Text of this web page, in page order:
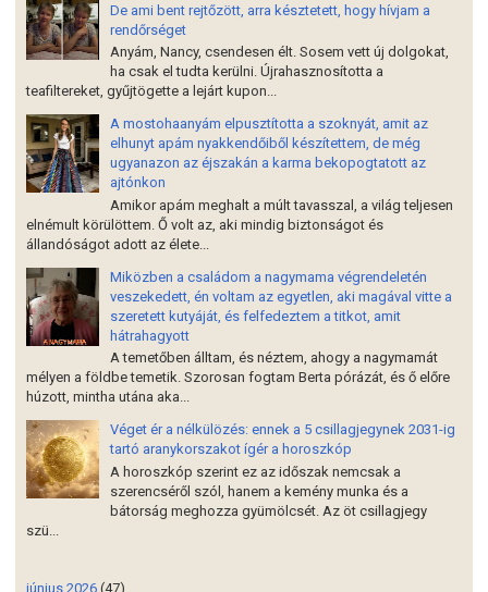
De ami bent rejtőzött, arra késztetett, hogy hívjam a
rendőrséget
Anyám, Nancy, csendesen élt. Sosem vett új dolgokat,
ha csak el tudta kerülni. Újrahasznosította a
teafiltereket, gyűjtögette a lejárt kupon...
A mostohaanyám elpusztította a szoknyát, amit az
elhunyt apám nyakkendőiből készítettem, de még
ugyanazon az éjszakán a karma bekopogtatott az
ajtónkon
Amikor apám meghalt a múlt tavasszal, a világ teljesen
elnémult körülöttem. Ő volt az, aki mindig biztonságot és
állandóságot adott az élete...
Miközben a családom a nagymama végrendeletén
veszekedett, én voltam az egyetlen, aki magával vitte a
szeretett kutyáját, és felfedeztem a titkot, amit
hátrahagyott
A temetőben álltam, és néztem, ahogy a nagymamát
mélyen a földbe temetik. Szorosan fogtam Berta pórázát, és ő előre
húzott, mintha utána aka...
Véget ér a nélkülözés: ennek a 5 csillagjegynek 2031-ig
tartó aranykorszakot ígér a horoszkóp
A horoszkóp szerint ez az időszak nemcsak a
szerencséről szól, hanem a kemény munka és a
bátorság meghozza gyümölcsét. Az öt csillagjegy
szü...
június 2026 (47)